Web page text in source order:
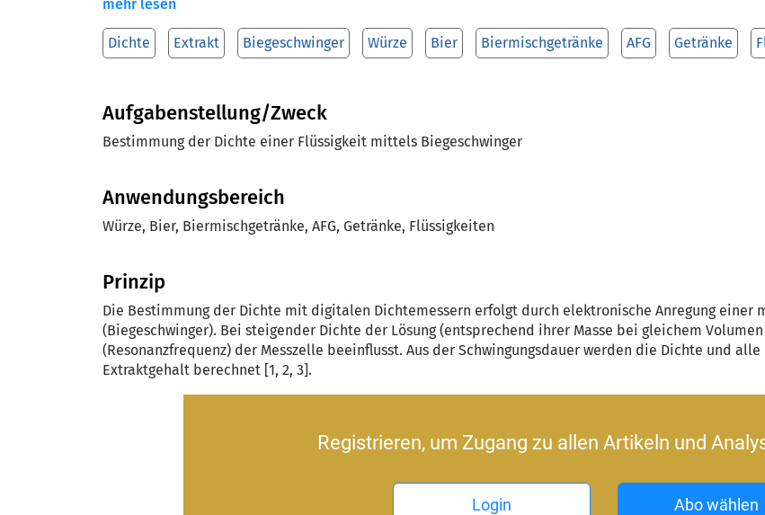
mehr lesen
Dichte Extrakt Biegeschwinger Würze Bier Biermischgetränke AFG Getränke
Aufgabenstellung/Zweck
Bestimmung der Dichte einer Flüssigkeit mittels Biegeschwinger
Anwendungsbereich
Würze, Bier, Biermischgetränke, AFG, Getränke, Flüssigkeiten
Prinzip
Die Bestimmung der Dichte mit digitalen Dichtemessern erfolgt durch elektronische Anregung einer
(Biegeschwinger). Bei steigender Dichte der Lösung (entsprechend ihrer Masse bei gleichem
(Resonanzfrequenz) der Messzelle beeinflusst. Aus der Schwingungs­dauer werden die Dichte und
Extraktgehalt berechnet [1, 2, 3].
Registrieren, um Zugang zu allen Artikeln und
Login Abo wählen